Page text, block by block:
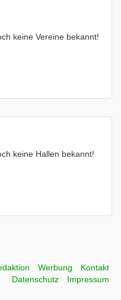
keine Vereine bekannt!
keine Hallen bekannt!
Werbung
Kontakt
Datenschutz
Impressum